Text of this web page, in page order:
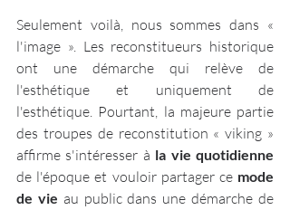
Seulement voilà, nous sommes dans «
l'image ». Les reconstitueurs historique
ont une démarche qui relève de
l'esthétique et uniquement de
l'esthétique. Pourtant, la majeure partie
des troupes de reconstitution « viking »
affirme s'intéresser à la vie quotidienne
de l'époque et vouloir partager ce mode
de vie au public dans une démarche de